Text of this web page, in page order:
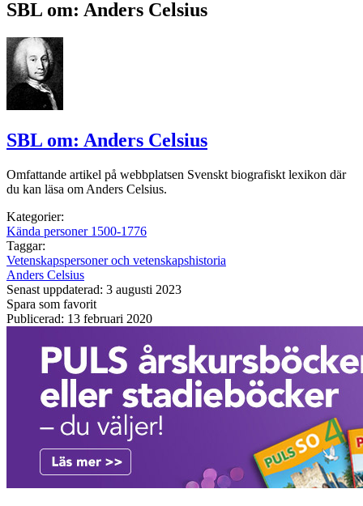
SBL om: Anders Celsius
SBL om: Anders Celsius
Omfattande artikel på webbplatsen Svenskt biografiskt lexikon där
du kan läsa om Anders Celsius.
Kategorier:
Kända personer 1500-1776
Taggar:
Vetenskapspersoner och vetenskapshistoria
Anders Celsius
Senast uppdaterad: 3 augusti 2023
Spara som favorit
Publicerad: 13 februari 2020